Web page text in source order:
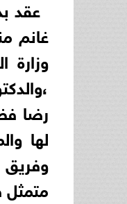
عقد
غانم
وزارة
رضا
لها
وفريق
متمثل